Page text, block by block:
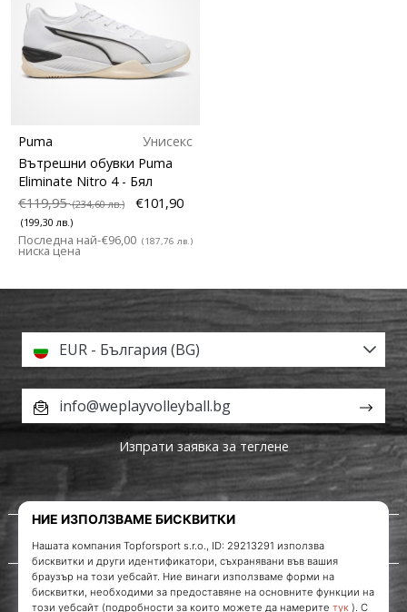
Puma
Унисекс
Вътрешни обувки Puma
Eliminate Nitro 4 - Бял
€119,95(234,60 лв.) €101,90
(199,30 лв.)
Последна най-
ниска цена
€96,00 (187,76 лв.)
За нас
Обслужване на клиенти
EUR - България (BG)
info@weplayvolleyball.bg
Изпрати заявка за теглене